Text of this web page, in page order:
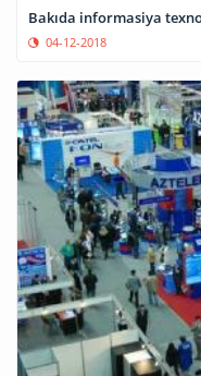
Bakıda informasiya
04-12-2018